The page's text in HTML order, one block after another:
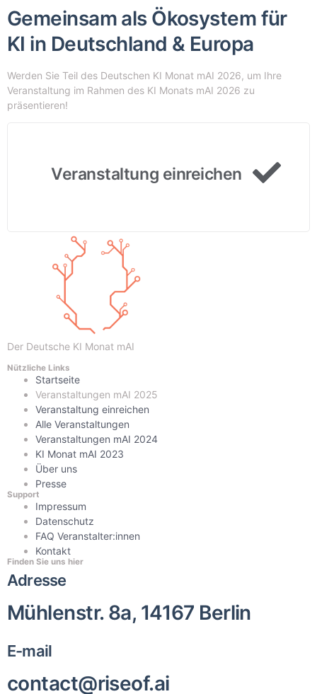
Gemeinsam als Ökosystem für
KI in Deutschland & Europa
Werden Sie Teil des Deutschen KI Monat mAI 2026, um Ihre
Veranstaltung im Rahmen des KI Monats mAI 2026 zu
präsentieren!
Veranstaltung einreichen
Der Deutsche KI Monat mAI
Nützliche Links
Startseite
Veranstaltungen mAI 2025
Veranstaltung einreichen
Alle Veranstaltungen
Veranstaltungen mAI 2024
KI Monat mAI 2023
Über uns
Presse
Support
Impressum
Datenschutz
FAQ Veranstalter:innen
Kontakt
Finden Sie uns hier
Adresse
Mühlenstr. 8a, 14167 Berlin
E-mail
contact@riseof.ai